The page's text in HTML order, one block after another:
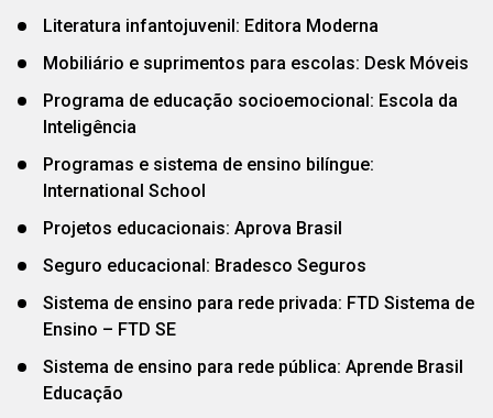
Literatura infantojuvenil: Editora Moderna
Mobiliário e suprimentos para escolas: Desk Móveis
Programa de educação socioemocional: Escola da
Inteligência
Programas e sistema de ensino bilíngue:
International School
Projetos educacionais: Aprova Brasil
Seguro educacional: Bradesco Seguros
Sistema de ensino para rede privada: FTD Sistema de
Ensino – FTD SE
Sistema de ensino para rede pública: Aprende Brasil
Educação